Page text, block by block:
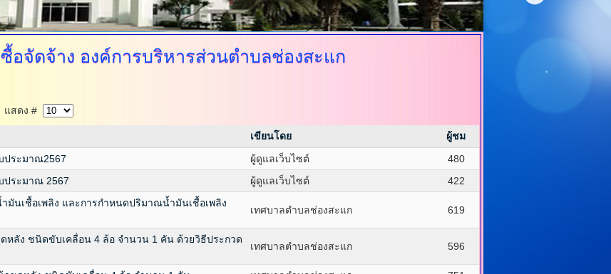
อจัดจ้าง องค์การบริหารส่วนตำบลช่องสะแก
สดง #
เขียนโดย
ผู้ชม
ประมาณ2567 ผู้ดูแลเว็บไซต์
480
ประมาณ 2567 ผู้ดูแลเว็บไซต์ 422
นเชื้อเพลิง และการกำหนดปริมาณน้ำมันเชื้อเพลิง
เทศบาลตำบลช่องสะแก 619
หลัง ชนิดขับเคลื่อน 4 ล้อ จำนวน 1 คัน ด้วยวิธีประกวด
เทศบาลตำบลช่องสะแก 596